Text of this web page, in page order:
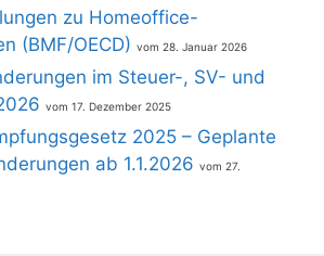
zu Homeoffice-
(BMF/OECD)
28. Januar 2026
im Steuer-, SV- und
17. Dezember 2025
2025 – Geplante
ab 1.1.2026
27.